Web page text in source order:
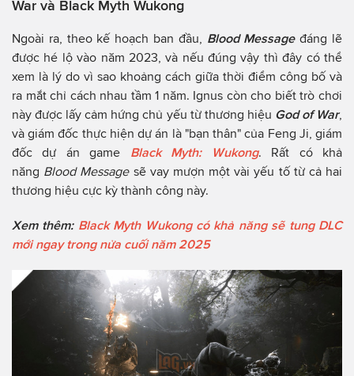
War và Black Myth Wukong
Ngoài ra, theo kế hoạch ban đầu, Blood Messageđáng lẽ
được hé lộ vào năm 2023, và nếu đúng vậy thì đây có thể
xem là lý do vì sao khoảng cách giữa thời điểm công bố và
ra mắt chỉ cách nhau tầm 1 năm. Ignus còn cho biết trò chơi
này được lấy cảm hứng chủ yếu từ thương hiệu God of War,
và giám đốc thực hiện dự án là "bạn thân" của Feng Ji, giám
đốc dự án game Black Myth: Wukong. Rất có khả
năng Blood Messagesẽ vay mượn một vài yếu tố từ cả hai
thương hiệu cực kỳ thành công này.
Xem thêm: Black Myth Wukong có khả năng sẽ tung DLC
mới ngay trong nửa cuối năm 2025